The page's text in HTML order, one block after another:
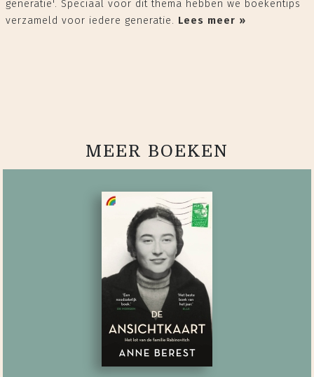
generatie'. Speciaal voor dit thema hebben we boekentips
verzameld voor iedere generatie. Lees meer »
MEER BOEKEN